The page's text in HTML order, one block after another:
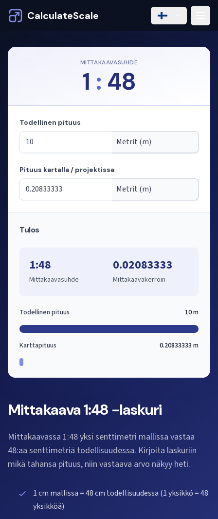
CalculateScale
Mittakaava 1:48 -laskuri
Mittakaavassa 1:48 yksi senttimetri mallissa vastaa
48:aa senttimetriä todellisuudessa. Kirjoita laskuriin
mikä tahansa pituus, niin vastaava arvo näkyy heti.
1 cm mallissa = 48 cm todellisuudessa (1 yksikkö = 48
yksikköä)
MITTAKAAVASUHDE
1 : 48
Tila: pituuksien laskenta mittakaavasta
Todellinen pituus
Pituus kartalla / projektissa
Tulos
1:48
Mittakaavasuhde
0.02083333
Mittakaavakerroin
Todellinen pituus 10 m
Karttapituus 0.20833333 m